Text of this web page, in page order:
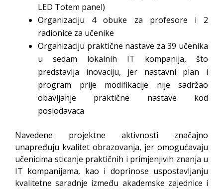
LED Totem panel)
Organizaciju 4 obuke za profesore i 2
radionice za učenike
Organizaciju praktične nastave za 39 učenika
u sedam lokalnih IT kompanija, što
predstavlja inovaciju, jer nastavni plan i
program prije modifikacije nije sadržao
obavljanje praktične nastave kod
poslodavaca
Navedene projektne aktivnosti značajno
unapređuju kvalitet obrazovanja, jer omogućavaju
učenicima sticanje praktičnih i primjenjivih znanja u
IT kompanijama, kao i doprinose uspostavljanju
kvalitetne saradnje između akademske zajednice i